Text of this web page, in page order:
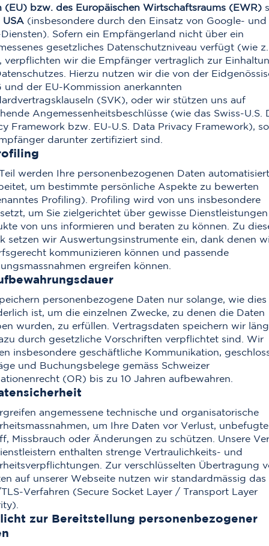
(EU) bzw. des Europäischen Wirtschaftsraums (EWR)
USA(insbesondere durch den Einsatz von Google- und
Sofern ein Empfängerland nicht über ein
gesetzliches Datenschutzniveau verfügt (wie
verpflichten wir die Empfänger vertraglich zur
Hierzu nutzen wir die von der
und der EU-Kommission anerkannten
(SVK), oder wir stützen uns auf
Angemessenheitsbeschlüsse (wie das Swiss-U.S.
Framework bzw. EU-U.S. Data Privacy Framework),
darunter zertifiziert sind.
werden Ihre personenbezogenen Daten automatisiert
um bestimmte persönliche Aspekte zu bewerten
Profiling). Profiling wird von uns insbesondere
um Sie zielgerichtet über gewisse
von uns informieren und beraten zu können. Zu
setzen wir Auswertungsinstrumente ein, dank denen
kommunizieren können und passende
ergreifen können.
personenbezogene Daten nur solange, wie dies
ist, um die einzelnen Zwecke, zu denen die Daten
wurden, zu erfüllen. Vertragsdaten speichern wir
durch gesetzliche Vorschriften verpflichtet sind. Wir
insbesondere geschäftliche Kommunikation,
und Buchungsbelege gemäss Schweizer
(OR) bis zu 10 Jahren aufbewahren.
angemessene technische und organisatorische
um Ihre Daten vor Verlust,
Missbrauch oder Änderungen zu schützen. Unsere
enthalten strenge Vertraulichkeits- und
Zur verschlüsselten Übertragung
auf unserer Webseite nutzen wir standardmässig das
Verfahren (Secure Socket Layer / Transport Layer
zur Bereitstellung personenbezogener